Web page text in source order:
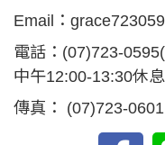
Email：
電話： (07)723-0595
中午12:00-13:30休
傳真：
(07)723-0601